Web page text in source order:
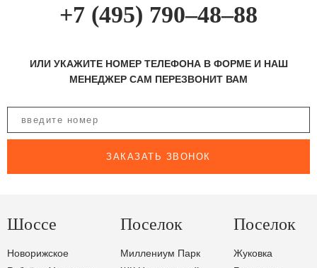
+7 (495) 790–48–88
ИЛИ УКАЖИТЕ НОМЕР ТЕЛЕФОНА В ФОРМЕ И НАШ
МЕНЕДЖЕР САМ ПЕРЕЗВОНИТ ВАМ
ЗАКАЗАТЬ ЗВОНОК
Шоссе
Новорижское
Поселок
Миллениум Парк
Поселок
Жуковка